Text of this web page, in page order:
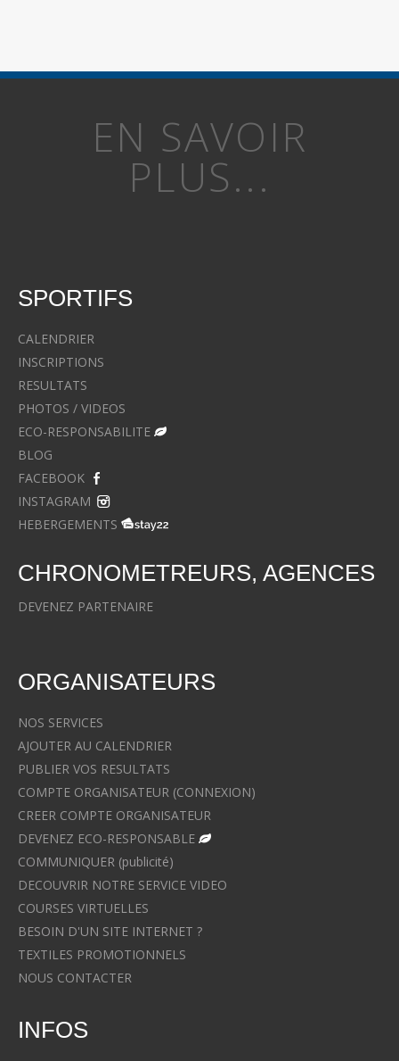
EN SAVOIR
PLUS...
SPORTIFS
CALENDRIER
INSCRIPTIONS
RESULTATS
PHOTOS / VIDEOS
ECO-RESPONSABILITE
BLOG
FACEBOOK
INSTAGRAM
HEBERGEMENTS
CHRONOMETREURS, AGENCES
DEVENEZ PARTENAIRE
ORGANISATEURS
NOS SERVICES
AJOUTER AU CALENDRIER
PUBLIER VOS RESULTATS
COMPTE ORGANISATEUR (CONNEXION)
CREER COMPTE ORGANISATEUR
DEVENEZ ECO-RESPONSABLE
COMMUNIQUER (publicité)
DECOUVRIR NOTRE SERVICE VIDEO
COURSES VIRTUELLES
BESOIN D'UN SITE INTERNET ?
TEXTILES PROMOTIONNELS
NOUS CONTACTER
INFOS